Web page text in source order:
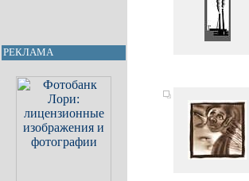
РЕКЛАМА